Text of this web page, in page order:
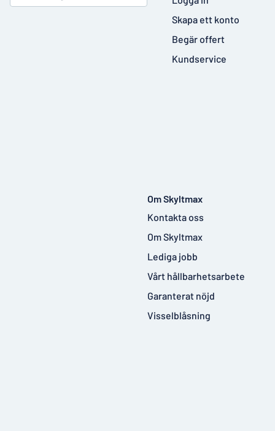
Skapa ett konto
Begär offert
Kundservice
Om Skyltmax
Kontakta oss
Om Skyltmax
Lediga jobb
Vårt hållbarhetsarbete
Garanterat nöjd
Visselblåsning